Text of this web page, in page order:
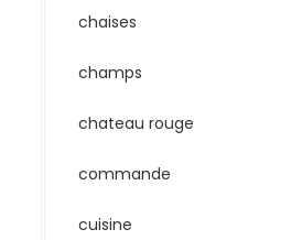
chaises
champs
chateau rouge
commande
cuisine